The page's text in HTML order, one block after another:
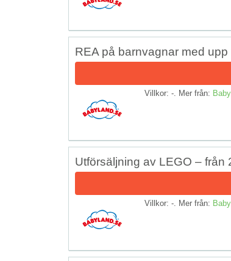
REA på barnvagnar med upp
Villkor: -. Mer från:
Utförsäljning av LEGO – från
Villkor: -. Mer från: